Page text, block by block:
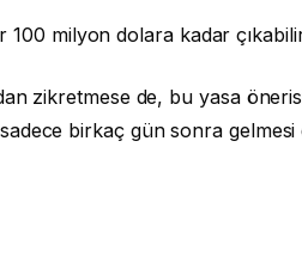
100 milyon dolara kadar
zikretmese de, bu yasa
birkaç gün sonra gelmesi